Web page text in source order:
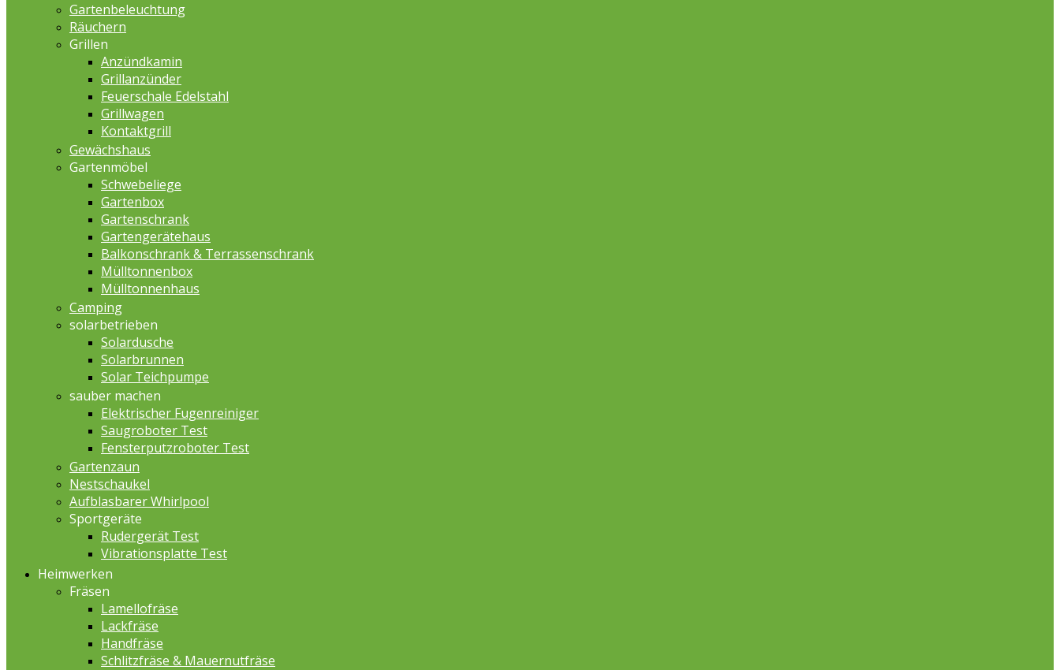
Gartenbeleuchtung
Räuchern
Grillen
Anzündkamin
Grillanzünder
Feuerschale Edelstahl
Grillwagen
Kontaktgrill
Gewächshaus
Gartenmöbel
Schwebeliege
Gartenbox
Gartenschrank
Gartengerätehaus
Balkonschrank & Terrassenschrank
Mülltonnenbox
Mülltonnenhaus
Camping
solarbetrieben
Solardusche
Solarbrunnen
Solar Teichpumpe
sauber machen
Elektrischer Fugenreiniger
Saugroboter Test
Fensterputzroboter Test
Gartenzaun
Nestschaukel
Aufblasbarer Whirlpool
Sportgeräte
Rudergerät Test
Vibrationsplatte Test
Heimwerken
Fräsen
Lamellofräse
Lackfräse
Handfräse
Schlitzfräse & Mauernutfräse